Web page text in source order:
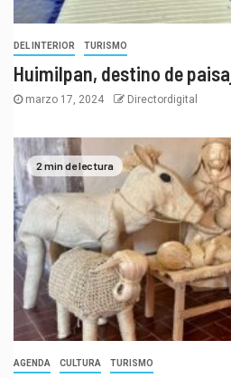
DEL INTERIOR TURISMO
Huimilpan, destino de
marzo 17, 2024 Directordigital
2 min de lectura
AGENDA CULTURA TURISMO